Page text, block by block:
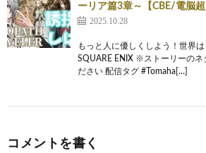
ーリア篇3章～【CBE/電脳超
2025.10.28
もっと人に優しくしよう！世界
SQUARE ENIX ※ストーリーのネ
ださい 配信タグ #Tomaha[…]
コメントを書く